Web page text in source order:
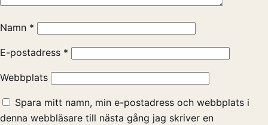
Namn *
E-postadress *
Webbplats
Spara mitt namn, min e-postadress och webbplats i
denna webbläsare till nästa gång jag skriver en